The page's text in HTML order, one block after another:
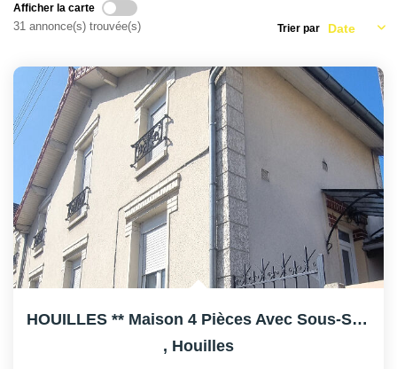
AFR IMMOBILIER Carrières-Sur-Seine
AFR IMMOBILIER Chatou - Transaction
AFR IMMOBILIER Houilles
AFR IMMOBILIER Sartrouville
CONTACT
Afficher la carte
31 annonce(s) trouvée(s) Trier par
HOUILLES ** Maison 4 Pièces Avec Sous-Sol Et Terrasse
, Houilles